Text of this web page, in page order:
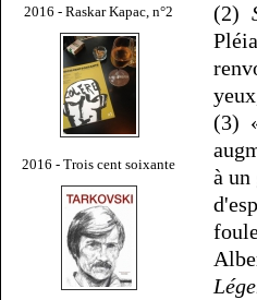
2016 - Raskar Kapac, n°2
2016 - Trois cent soixante
(2)
(3)
à